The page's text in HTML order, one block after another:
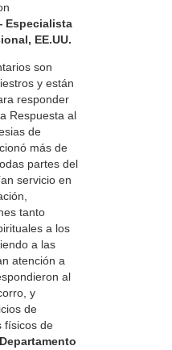
Especialista
EE.UU.
son
y están
responder
Respuesta al
de
más de
partes del
servicio en
tanto
a los
a las
atención a
al
y
de
físicos de